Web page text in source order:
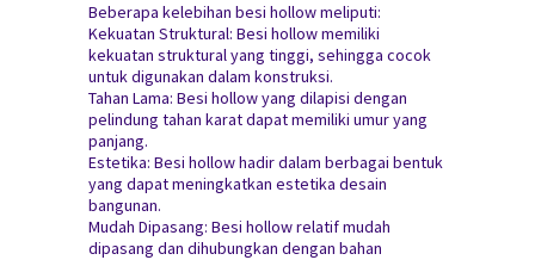
Beberapa kelebihan besi hollow meliputi:
Kekuatan Struktural: Besi hollow memiliki
kekuatan struktural yang tinggi, sehingga cocok
untuk digunakan dalam konstruksi.
Tahan Lama: Besi hollow yang dilapisi dengan
pelindung tahan karat dapat memiliki umur yang
panjang.
Estetika: Besi hollow hadir dalam berbagai bentuk
yang dapat meningkatkan estetika desain
bangunan.
Mudah Dipasang: Besi hollow relatif mudah
dipasang dan dihubungkan dengan bahan